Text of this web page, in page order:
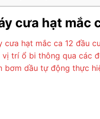
cưa hạt mắc
cưa hạt mắc ca 12 đầu
vị trí ổ bi thông qua các
bơm dầu tự động thực